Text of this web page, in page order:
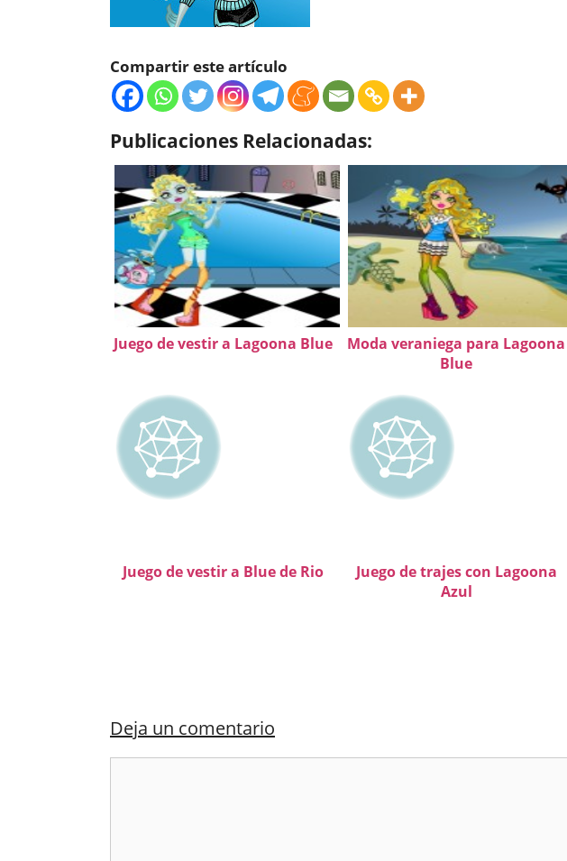
Compartir este artículo
Publicaciones Relacionadas:
Juego de vestir a Lagoona Blue
Moda veraniega para Lagoona
Blue
Juego de vestir a Blue de Rio
Juego de trajes con Lagoona
Azul
Deja un comentario